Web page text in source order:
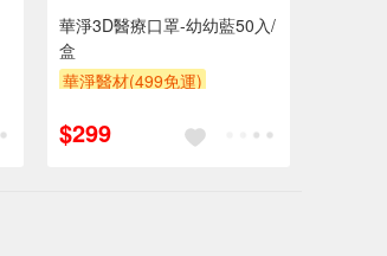
華淨3D醫療口罩-幼幼藍50入/
盒
華淨醫材(499免運)
$299